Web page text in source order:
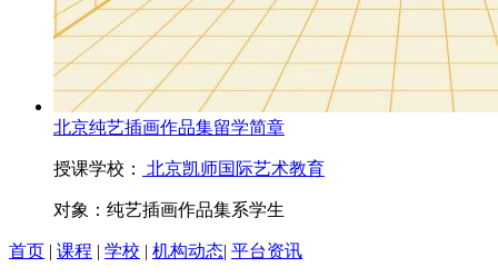
北京纯艺插画作品集留学简章
授课学校： 北京凯师国际艺术教育
对象： 纯艺插画作品集系学生
首页 | 课程 | 学校 | 机构动态| 平台资讯